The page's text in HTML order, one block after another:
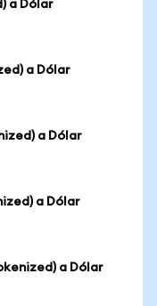
a Dólar
a Dólar
a Dólar
a Dólar
a Dólar